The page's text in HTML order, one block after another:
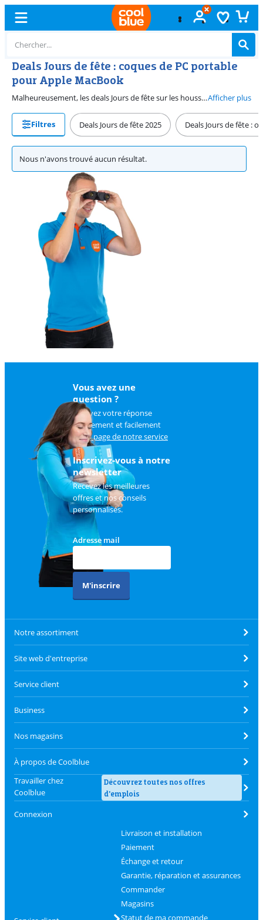
Deals Jours de fête : coques de PC portable
pour Apple MacBook
Malheureusement, les deals Jours de fête sur les housses pour PC portables sont à nouveau terminés. Mais ne vous inquiétez pas, car nous avons des promotions sur les housses pour PC portables toute l'année. Consultez donc notre page promotionnelle.Afficher plus
Filtres Deals Jours de fête 2025 Deals Jours de fête :
Nous n'avons trouvé aucun résultat.
Vous avez une
question ?
Trouvez votre réponse
rapidement et facilement
surla page de notre service
client.
Inscrivez-vous à notre
newsletter
Recevez les meilleures
offres et nos conseils
personnalisés.
Adresse mail
M'inscrire
Notre assortiment
Site web d'entreprise
Service client
Business
Nos magasins
À propos de Coolblue
Travailler chez
Coolblue
Découvrez toutes nos offres
d'emplois
Connexion
Livraison et installation
Paiement
Échange et retour
Garantie, réparation et assurances
Commander
Magasins
Statut de ma commande